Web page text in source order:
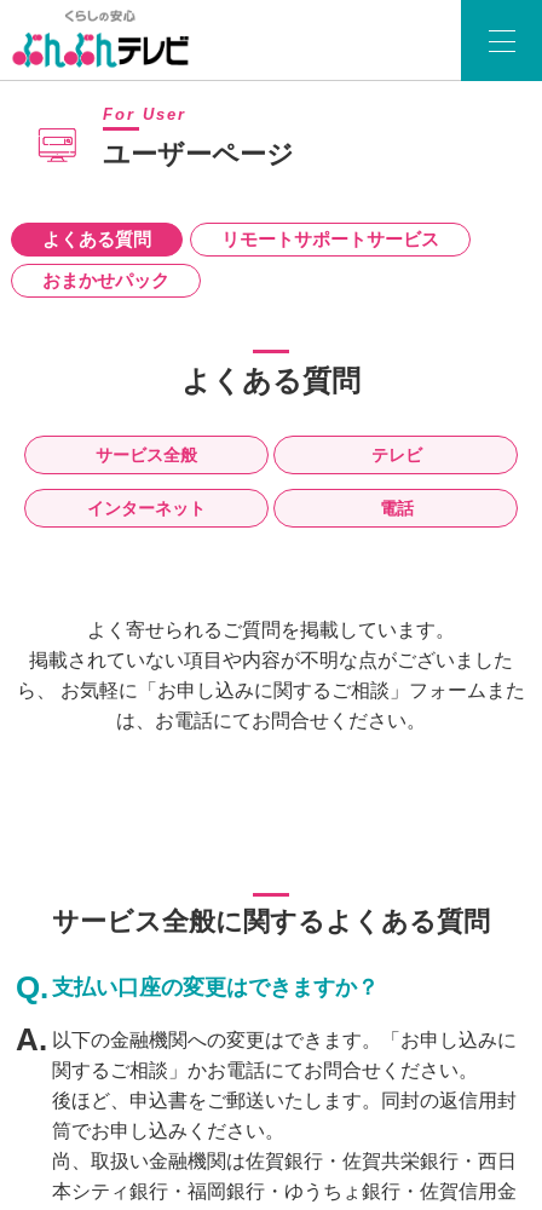
For User
ユーザーページ
よくある質問
リモートサポートサービス
おまかせパック
よくある質問
サービス全般 テレビ
インターネット 電話
よく寄せられるご質問を掲載しています。
掲載されていない項目や内容が不明な点がございました
ら、
お気軽に「お申し込みに関するご相談」フォームまた
は、お電話にてお問合せください。
サービス全般に関するよくある質問
支払い口座の変更はできますか？
以下の金融機関への変更はできます。「お申し込みに
関するご相談」かお電話にてお問合せください。
後ほど、申込書をご郵送いたします。同封の返信用封
筒でお申し込みください。
尚、取扱い金融機関は佐賀銀行・佐賀共栄銀行・西日
本シティ銀行・福岡銀行・ゆうちょ銀行・佐賀信用金